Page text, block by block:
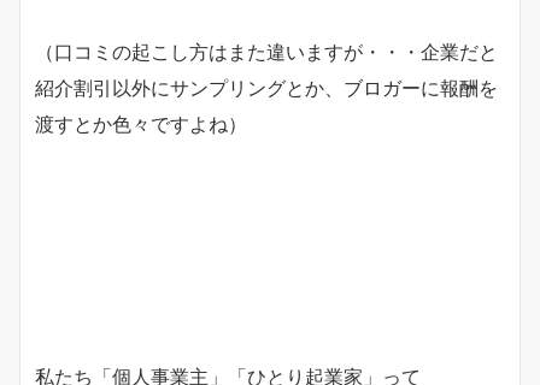
（口コミの起こし方はまた違いますが・・・企業だと
紹介割引以外にサンプリングとか、ブロガーに報酬を
渡すとか色々ですよね）
私たち「個人事業主」「ひとり起業家」って